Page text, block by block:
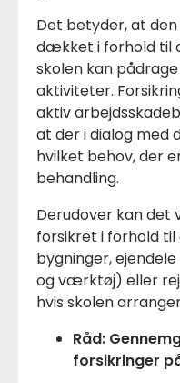
Det betyder, at
dækket i forhold til
skolen kan
aktiviteter.
aktiv
at der i dialog med
hvilket behov, der
behandling.
Derudover kan
forsikret i forhold
bygninger,
og værktøj) eller
hvis skolen
Råd:
forsikringer